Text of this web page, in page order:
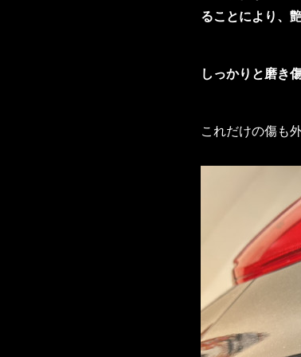
ることにより、
しっかりと磨き
これだけの傷も